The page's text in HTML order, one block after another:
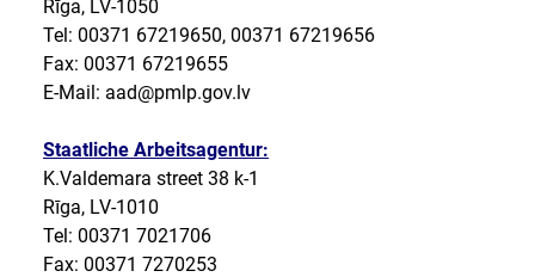
Rīga, LV-1050
Tel: 00371 67219650, 00371 67219656
Fax: 00371 67219655
E-Mail: aad@pmlp.gov.lv
Staatliche Arbeitsagentur:
K.Valdemara street 38 k-1
Rīga, LV-1010
Tel: 00371 7021706
Fax: 00371 7270253